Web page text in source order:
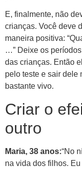
E, finalmente, não
crianças. Você deve
maneira positiva:
…” Deixe os períodos
das crianças. Então
pelo teste e sair dele
bastante vivo.
Criar o
outro
Maria, 38 anos:“No
na vida dos filhos.